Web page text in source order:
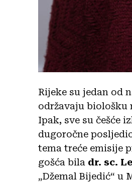
Rijeke su jedan od
održavaju biološku
Ipak, sve su češće
dugoročne
tema treće emisije
gošća bila dr. sc.
„Džemal Bijedić“